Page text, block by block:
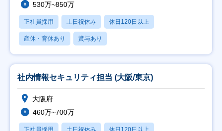
530万~850万
正社員採用 土日祝休み 休日120日以上
産休・育休あり 賞与あり
社内情報セキュリティ担当 (大阪/東京)
大阪府
460万~700万
正社員採用 土日祝休み 休日120日以上